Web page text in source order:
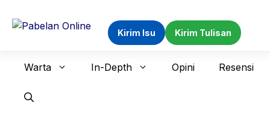
Kirim Isu Kirim Tulisan
Warta In-Depth Opini Resensi